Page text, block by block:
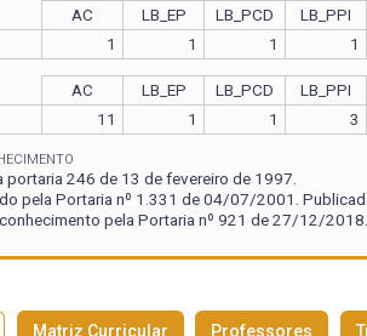
AC LB_EP LB_PCD LB_PPI
1 1 1 1
AC LB_EP LB_PCD LB_PPI
11 1 1 3
portaria 246 de 13 de fevereiro de 1997.
pela Portaria nº 1.331 de 04/07/2001.
pela Portaria nº 921 de 27/12/
Matriz Curricular Professores